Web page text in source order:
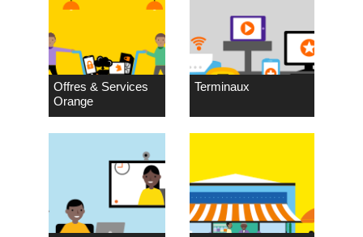
Offres & Services
Orange
Terminaux